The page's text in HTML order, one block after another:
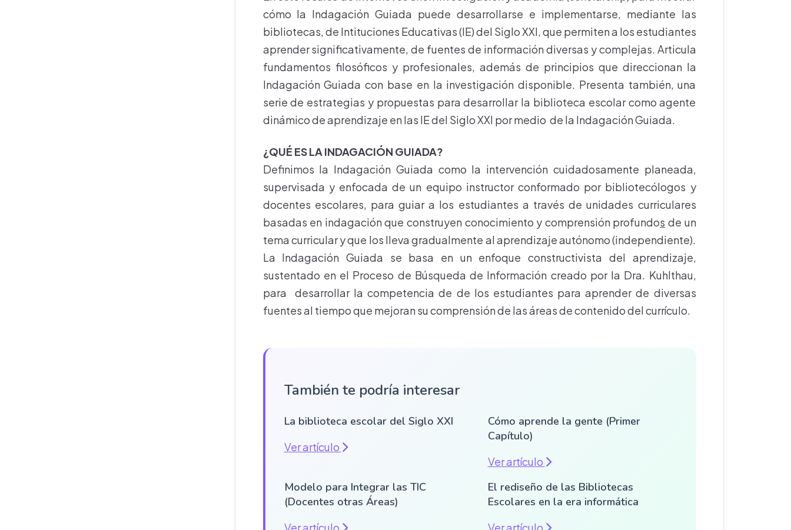
cómo la Indagación Guiada puede desarrollarse e implementarse, mediante las
bibliotecas, de Intituciones Educativas (IE) del Siglo XXI, que permiten a los estudiantes
aprender significativamente, de fuentes de información diversas y complejas. Articula
fundamentos filosóficos y profesionales, además de principios que direccionan la
Indagación Guiada con base en la investigación disponible. Presenta también, una
serie de estrategias y propuestas para desarrollar la biblioteca escolar como agente
dinámico de aprendizaje en las IE del Siglo XXI por medio de la Indagación Guiada.
¿QUÉ ES LA INDAGACIÓN GUIADA?
Definimos la Indagación Guiada como la intervención cuidadosamente planeada,
supervisada y enfocada de un equipo instructor conformado por bibliotecólogos y
docentes escolares, para guiar a los estudiantes a través de unidades curriculares
basadas en indagación que construyen conocimiento y comprensión profundos de un
tema curricular y que los lleva gradualmente al aprendizaje autónomo (independiente).
La Indagación Guiada se basa en un enfoque constructivista del aprendizaje,
sustentado en el Proceso de Búsqueda de Información creado por la Dra. Kuhlthau,
para desarrollar la competencia de de los estudiantes para aprender de diversas
fuentes al tiempo que mejoran su comprensión de las áreas de contenido del currículo.
También te podría interesar
La biblioteca escolar del Siglo XXI
Ver artículo
Cómo aprende la gente (Primer
Capítulo)
Ver artículo
Modelo para Integrar las TIC
(Docentes otras Áreas)
El rediseño de las Bibliotecas
Escolares en la era informática